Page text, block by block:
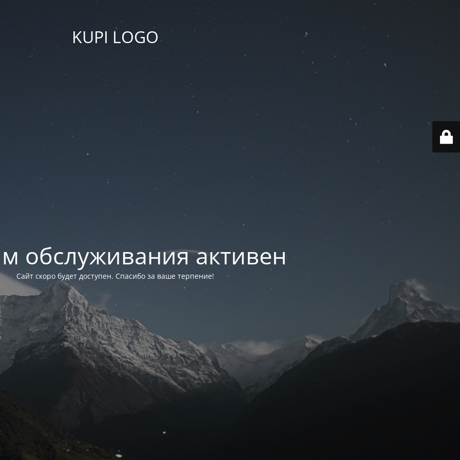
KUPI LOGO
обслуживания активен
Сайт скоро будет доступен. Спасибо за ваше терпение!